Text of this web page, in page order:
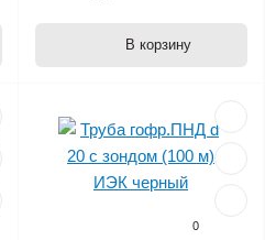
В корзину
0